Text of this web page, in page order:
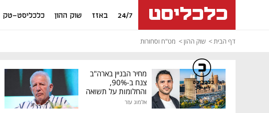
24/7 באזז שוק ההון כלכליסט-טק
דף הבית שוק ההון מט"ח וסחורות
מחיר הבניין בארה"ב
צנח ב-90%,
והחלומות על תשואה
גבוהה התנפצו
אלמוג עזר
כלכליסט
דיגיטל